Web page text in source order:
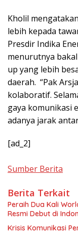
Kholil
lebih kepada
Presdir Indika
menurutnya
up yang lebih
daerah. “Pak
kolaboratif.
gaya komunikasi
adanya jarak
[ad_2]
Sumber Berita
Berita Terkait
Peraih Dua Kali
Resmi Debut di
Krisis Komunikasi